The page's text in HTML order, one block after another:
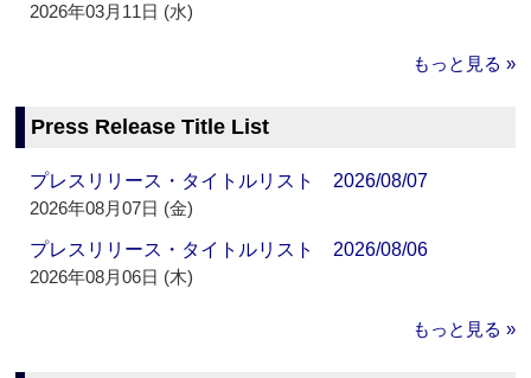
2026年03月11日 (水)
もっと見る »
Press Release Title List
プレスリリース・タイトルリスト 2026/08/07
2026年08月07日 (金)
プレスリリース・タイトルリスト 2026/08/06
2026年08月06日 (木)
もっと見る »